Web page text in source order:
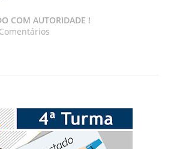
COM AUTORIDADE !